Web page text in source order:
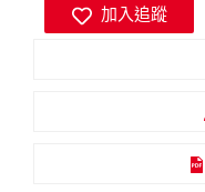
加入追蹤